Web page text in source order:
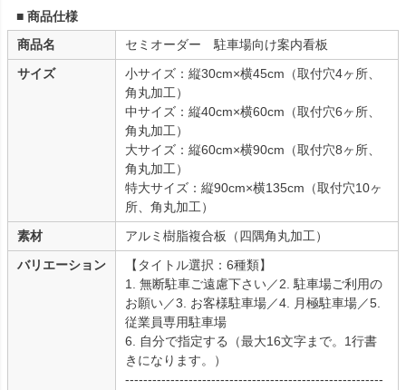
■ 商品仕様
商品名
セミオーダー 駐車場向け案内看板
サイズ
小サイズ：縦30cm×横45cm（取付穴4ヶ所、
角丸加工）
中サイズ：縦40cm×横60cm（取付穴6ヶ所、
角丸加工）
大サイズ：縦60cm×横90cm（取付穴8ヶ所、
角丸加工）
特大サイズ：縦90cm×横135cm（取付穴10ヶ
所、角丸加工）
素材
アルミ樹脂複合板（四隅角丸加工）
バリエーション
【タイトル選択：6種類】
1. 無断駐車ご遠慮下さい／2. 駐車場ご利用の
お願い／3. お客様駐車場／4. 月極駐車場／5.
従業員専用駐車場
6. 自分で指定する（最大16文字まで。1行書
きになります。）
---------------------------------------------------------